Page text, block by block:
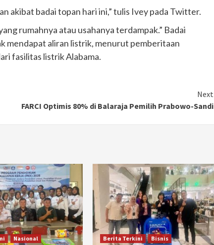
akibat badai topan hari ini,” tulis Ivey pada Twitter.
rumahnya atau usahanya terdampak.” Badai
mendapat aliran listrik, menurut pemberitaan
fasilitas listrik Alabama.
Next
FARCI Optimis 80% di Balaraja Pemilih Prabowo-Sandi
Nasional Berita Terkini Bisnis